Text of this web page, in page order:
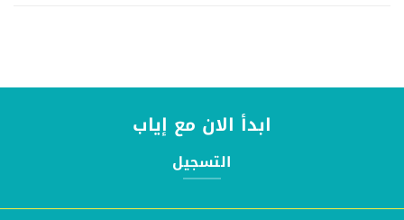
ابدأ الان مع إياب
التسجيل